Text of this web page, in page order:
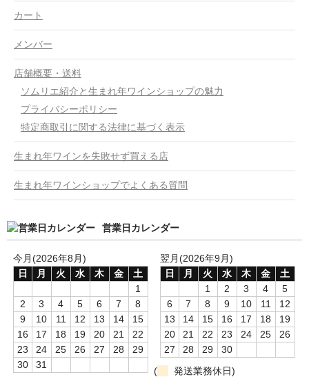
カート
メンバー
店舗概要・送料
ソムリエ紹介と生まれ年ワインショップの魅力
プライバシーポリシー
特定商取引に関する法律に基づく表示
生まれ年ワインを失敗せず買える店
生まれ年ワインショップでよくある質問
営業日カレンダー
今月(2026年8月)
日
月 火 水 木 金
土
1
2
3 4 5 6 7
8
9
10 11 12 13 14
15
16
17 18 19 20 21
22
23
24 25 26 27 28
29
30
31
翌月(2026年9月)
日
月 火 水 木 金
土
1
2 3 4
5
6
7 8 9 10 11
12
13
14 15 16 17 18
19
20
21 22 23 24 25
26
27
28 29
30
(
発送業務休日)